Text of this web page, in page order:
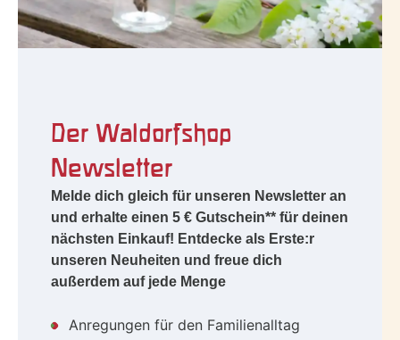
Der Waldorfshop
Newsletter
Melde dich gleich für unseren Newsletter an
und erhalte einen 5 € Gutschein** für deinen
nächsten Einkauf! Entdecke als Erste:r
unseren Neuheiten und freue dich
außerdem auf jede Menge
Anregungen für den Familienalltag